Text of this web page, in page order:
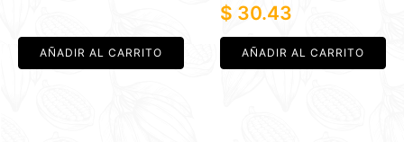
AÑADIR AL CARRITO
$ 30.43
AÑADIR AL CARRITO